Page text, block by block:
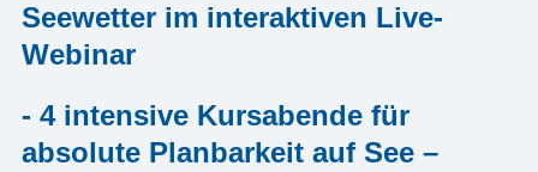
Seewetter im interaktiven Live-
Webinar
- 4 intensive Kursabende für
absolute Planbarkeit auf See –